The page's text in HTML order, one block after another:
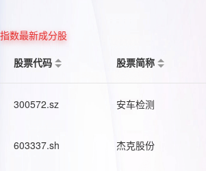
指数最新成分股
股票代码
股票简称
300572.sz 安车检测
603337.sh 杰克股份